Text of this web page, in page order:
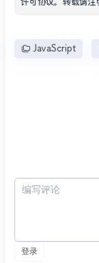
许可协议。转载请注
JavaScript